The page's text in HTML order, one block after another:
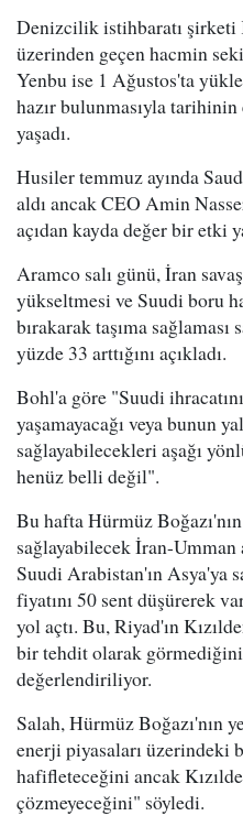
Denizcilik istihbaratı
üzerinden geçen hacmin
Yenbu ise 1 Ağustos'ta
hazır bulunmasıyla
yaşadı.
Husiler temmuz ayında
aldı ancak CEO Amin
açıdan kayda değer bir etki
Aramco salı günü, İran
yükseltmesi ve Suudi boru
bırakarak taşıma
yüzde 33 arttığını açıkladı.
Bohl'a göre "Suudi
yaşamayacağı veya bunun
sağlayabilecekleri aşağı
henüz belli değil".
Bu hafta Hürmüz Boğazı'nın
sağlayabilecek İran-
Suudi Arabistan'ın Asya'ya
fiyatını 50 sent düşürerek
yol açtı. Bu, Riyad'ın
bir tehdit olarak
değerlendiriliyor.
Salah, Hürmüz Boğazı'nın
enerji piyasaları üzerindeki
hafifleteceğini ancak
çözmeyeceğini" söyledi.